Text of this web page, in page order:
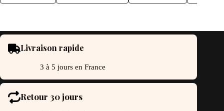
Livraison rapide
3 à 5 jours en France
Retour 30 jours